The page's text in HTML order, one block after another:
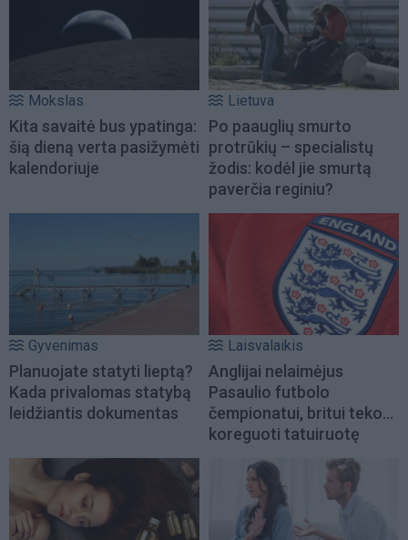
Mokslas
Kita savaitė bus ypatinga:
šią dieną verta pasižymėti
kalendoriuje
Lietuva
Po paauglių smurto
protrūkių – specialistų
žodis: kodėl jie smurtą
paverčia reginiu?
Gyvenimas
Planuojate statyti lieptą?
Kada privalomas statybą
leidžiantis dokumentas
Laisvalaikis
Anglijai nelaimėjus
Pasaulio futbolo
čempionatui, britui teko...
koreguoti tatuiruotę